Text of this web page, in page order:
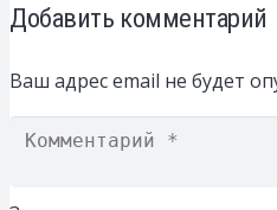
Добавить комментарий
Ваш адрес email не будет